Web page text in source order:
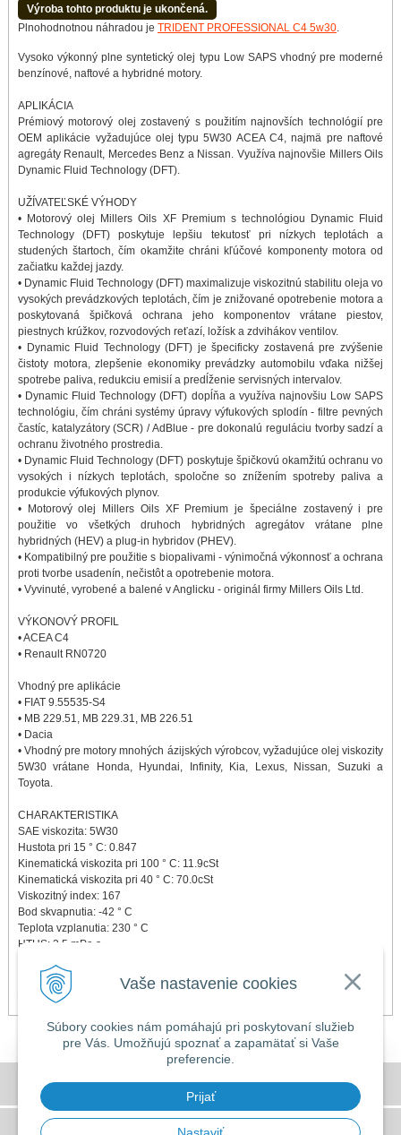
Vaše nastavenie cookies
Súbory cookies nám pomáhajú pri poskytovaní služieb
pre Vás. Umožňujú spoznať a zapamätať si Vaše
preferencie.
Prijať
Výroba tohto produktu je ukončená.
Plnohodnotnou náhradou je TRIDENT PROFESSIONAL C4 5w30.
Vysoko výkonný plne syntetický olej typu Low SAPS vhodný pre moderné
benzínové, naftové a hybridné motory.
APLIKÁCIA
Prémiový motorový olej zostavený s použitím najnovších technológií pre
OEM aplikácie vyžadujúce olej typu 5W30 ACEA C4, najmä pre naftové
agregáty Renault, Mercedes Benz a Nissan. Využíva najnovšie Millers Oils
Dynamic Fluid Technology (DFT).
UŽÍVATEĽSKÉ VÝHODY
• Motorový olej Millers Oils XF Premium s technológiou Dynamic Fluid
Technology (DFT) poskytuje lepšiu tekutosť pri nízkych teplotách a
studených štartoch, čím okamžite chráni kľúčové komponenty motora od
začiatku každej jazdy.
• Dynamic Fluid Technology (DFT) maximalizuje viskozitnú stabilitu oleja vo
vysokých prevádzkových teplotách, čím je znižované opotrebenie motora a
poskytovaná špičková ochrana jeho komponentov vrátane piestov,
piestnych krúžkov, rozvodových reťazí, ložísk a zdvihákov ventilov.
• Dynamic Fluid Technology (DFT) je špecificky zostavená pre zvýšenie
čistoty motora, zlepšenie ekonomiky prevádzky automobilu vďaka nižšej
spotrebe paliva, redukciu emisií a predĺženie servisných intervalov.
• Dynamic Fluid Technology (DFT) dopĺňa a využíva najnovšiu Low SAPS
technológiu, čím chráni systémy úpravy výfukových splodín - filtre pevných
častíc, katalyzátory (SCR) / AdBlue - pre dokonalú reguláciu tvorby sadzí a
ochranu životného prostredia.
• Dynamic Fluid Technology (DFT) poskytuje špičkovú okamžitú ochranu vo
vysokých i nízkych teplotách, spoločne so znížením spotreby paliva a
produkcie výfukových plynov.
• Motorový olej Millers Oils XF Premium je špeciálne zostavený i pre
použitie vo všetkých druhoch hybridných agregátov vrátane plne
hybridných (HEV) a plug-in hybridov (PHEV).
• Kompatibilný pre použitie s biopalivami - výnimočná výkonnosť a ochrana
proti tvorbe usadenín, nečistôt a opotrebenie motora.
• Vyvinuté, vyrobené a balené v Anglicku - originál firmy Millers Oils Ltd.
VÝKONOVÝ PROFIL
• ACEA C4
• Renault RN0720
Vhodný pre aplikácie
• FIAT 9.55535-S4
• MB 229.51, MB 229.31, MB 226.51
• Dacia
• Vhodný pre motory mnohých ázijských výrobcov, vyžadujúce olej viskozity
5W30 vrátane Honda, Hyundai, Infinity, Kia, Lexus, Nissan, Suzuki a
Toyota.
CHARAKTERISTIKA
SAE viskozita: 5W30
Hustota pri 15 ° C: 0.847
Kinematická viskozita pri 100 ° C: 11.9cSt
Kinematická viskozita pri 40 ° C: 70.0cSt
Viskozitný index: 167
Bod skvapnutia: -42 ° C
Teplota vzplanutia: 230 ° C
HTHS: 3.5 mPa.s
BEZPEČNOSTNÝ LIST
Všeobecné obchodné podmienky
GDPR a používanie cookies
DOVOLENKA 3. - 7. augusta 2026
Predajňa bude ZATVORENÁ a vytvorené
objednávky začneme vybavovať 10.8.2026.